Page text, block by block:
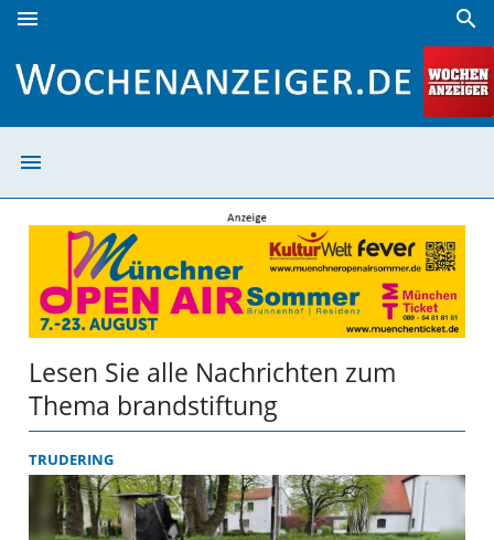
menu search
menu
Lesen Sie alle Nachrichten zum
Thema brandstiftung
TRUDERING